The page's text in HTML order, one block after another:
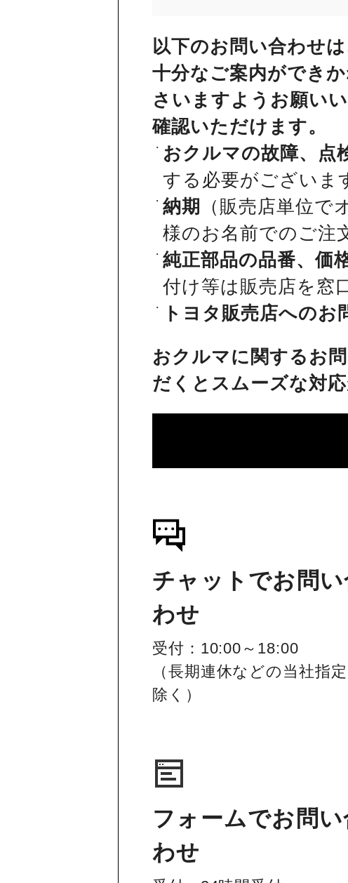
以下のお問い合わせ
十分なご案内ができ
さいますようお願い
確認いただけます。
おクルマの故障、点
する必要がございま
納期
（販売店単位
様のお名前でのご注
純正部品の品番、価
付け等は販売店を窓
トヨタ販売店へのお
おクルマに関するお
だくとスムーズな対応
チャットでお問
わせ
受付：10:00～18:00
（長期連休などの当社指
除く）
フォームでお問い
わせ